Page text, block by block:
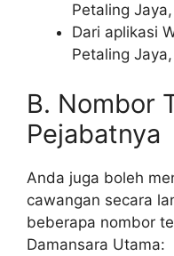
Petaling
Dari aplikasi
Petaling
B. Nombor
Pejabatnya
Anda juga boleh
cawangan secara
beberapa nombor
Damansara Utama: